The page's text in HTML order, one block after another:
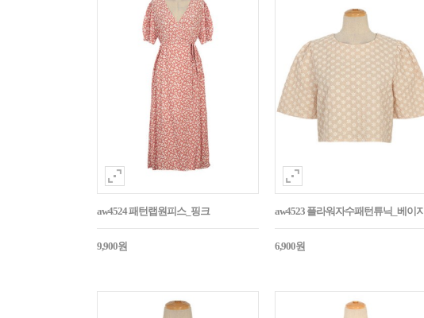
aw4524 패턴랩원피스_핑크
9,900원
aw4523 플라워자수패턴튜닉_베이지
6,900원